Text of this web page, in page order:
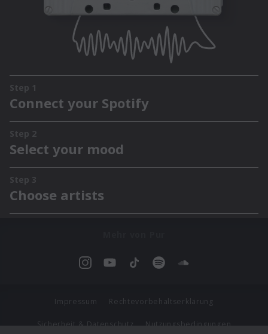
Impressum Rechtevorbehaltserklärung
Sicherheit & Datenschutz Nutzungsbedingungen